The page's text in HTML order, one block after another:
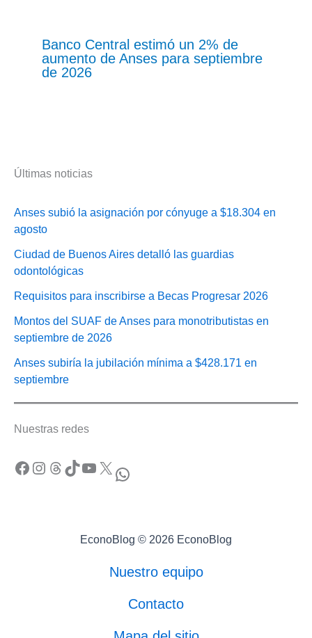
Banco Central estimó un 2% de
aumento de Anses para septiembre
de 2026
Últimas noticias
Anses subió la asignación por cónyuge a $18.304 en
agosto
Ciudad de Buenos Aires detalló las guardias
odontológicas
Requisitos para inscribirse a Becas Progresar 2026
Montos del SUAF de Anses para monotributistas en
septiembre de 2026
Anses subiría la jubilación mínima a $428.171 en
septiembre
Nuestras redes
Facebook Instagram Threads TikTok YouTube X WhatsApp
EconoBlog © 2026 EconoBlog
Nuestro equipo
Contacto